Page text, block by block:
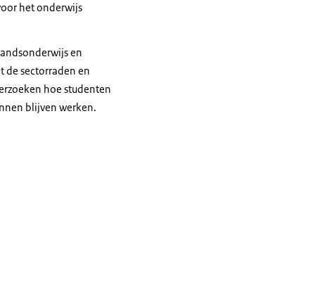
het onderwijs
en
de sectorraden en
hoe studenten
blijven werken.